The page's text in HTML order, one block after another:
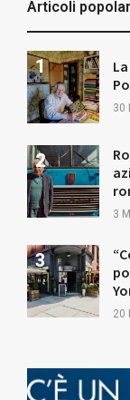
Articoli
30
3
20